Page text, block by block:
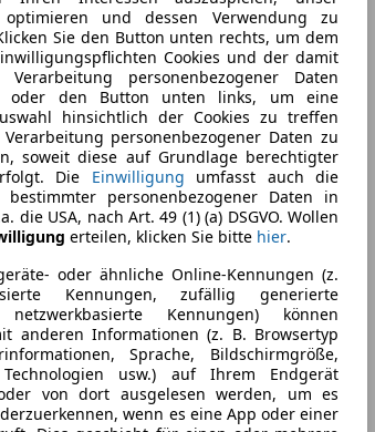
und dessen Verwendung zu
Sie den Button unten rechts, um dem
Cookies und der damit
Verarbeitung personenbezogener Daten
oder den Button unten links, um eine
hinsichtlich der Cookies zu treffen
personenbezogener Daten zu
soweit diese auf Grundlage berechtigter
Die Einwilligung umfasst auch die
bestimmter personenbezogener Daten in
die USA, nach Art. 49 (1) (a) DSGVO. Wollen
erteilen, klicken Sie bitte hier.
oder ähnliche Online-Kennungen (z.
Kennungen, zufällig generierte
netzwerkbasierte Kennungen) können
anderen Informationen (z. B. Browsertyp
Sprache, Bildschirmgröße,
usw.) auf Ihrem Endgerät
von dort ausgelesen werden, um es
wenn es eine App oder einer